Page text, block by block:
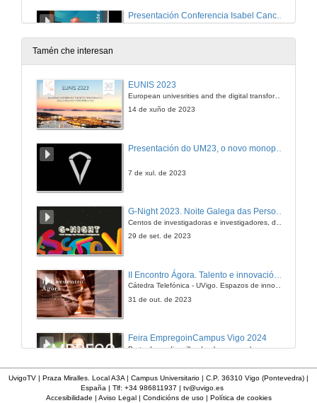
18 de xul. de 2011
Ronda de preguntas
Tamén che interesan
EUNIS 2023
European univesrities and the digital transformation: challenges and opportunities ahead
14 de xuño de 2023
7 de xul. de 2023
G-Night 2023. Noite Galega das Persoas Investigadoras. Conciencias creativas
29 de set. de 2023
Cátedra Telefónica - UVigo. Espazos de innovación
31 de out. de 2023
Feira EmpregoinCampus Vigo 2024
Preto de medio millar de alumnas e alumnos buscan coñecer máis de preto as oportunidades que lles achegan as arredor de medio cento de empresas que participan na edición viguesa da feira. Xunto coa visita aos stands, durante a feria desenvólvense varias actividades complementarias, como obradoiros, conversas, mesas redondas ou o pasaporte de empregabilidade, un espazo no que poderán recibir asesoramento sobre o seu CV.
UvigoTV | Praza Miralles. Local A3A | Campus Universitario | C.P. 36310 Vigo (Pontevedra) |
España | Tlf: +34 986811937 | tv@uvigo.es
Accesibilidade | Aviso Legal| Condicións de uso| Política de cookies